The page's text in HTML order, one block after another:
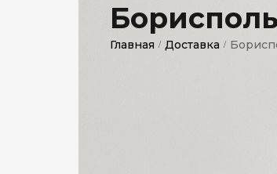
Борисполь
Главная / Доставка /